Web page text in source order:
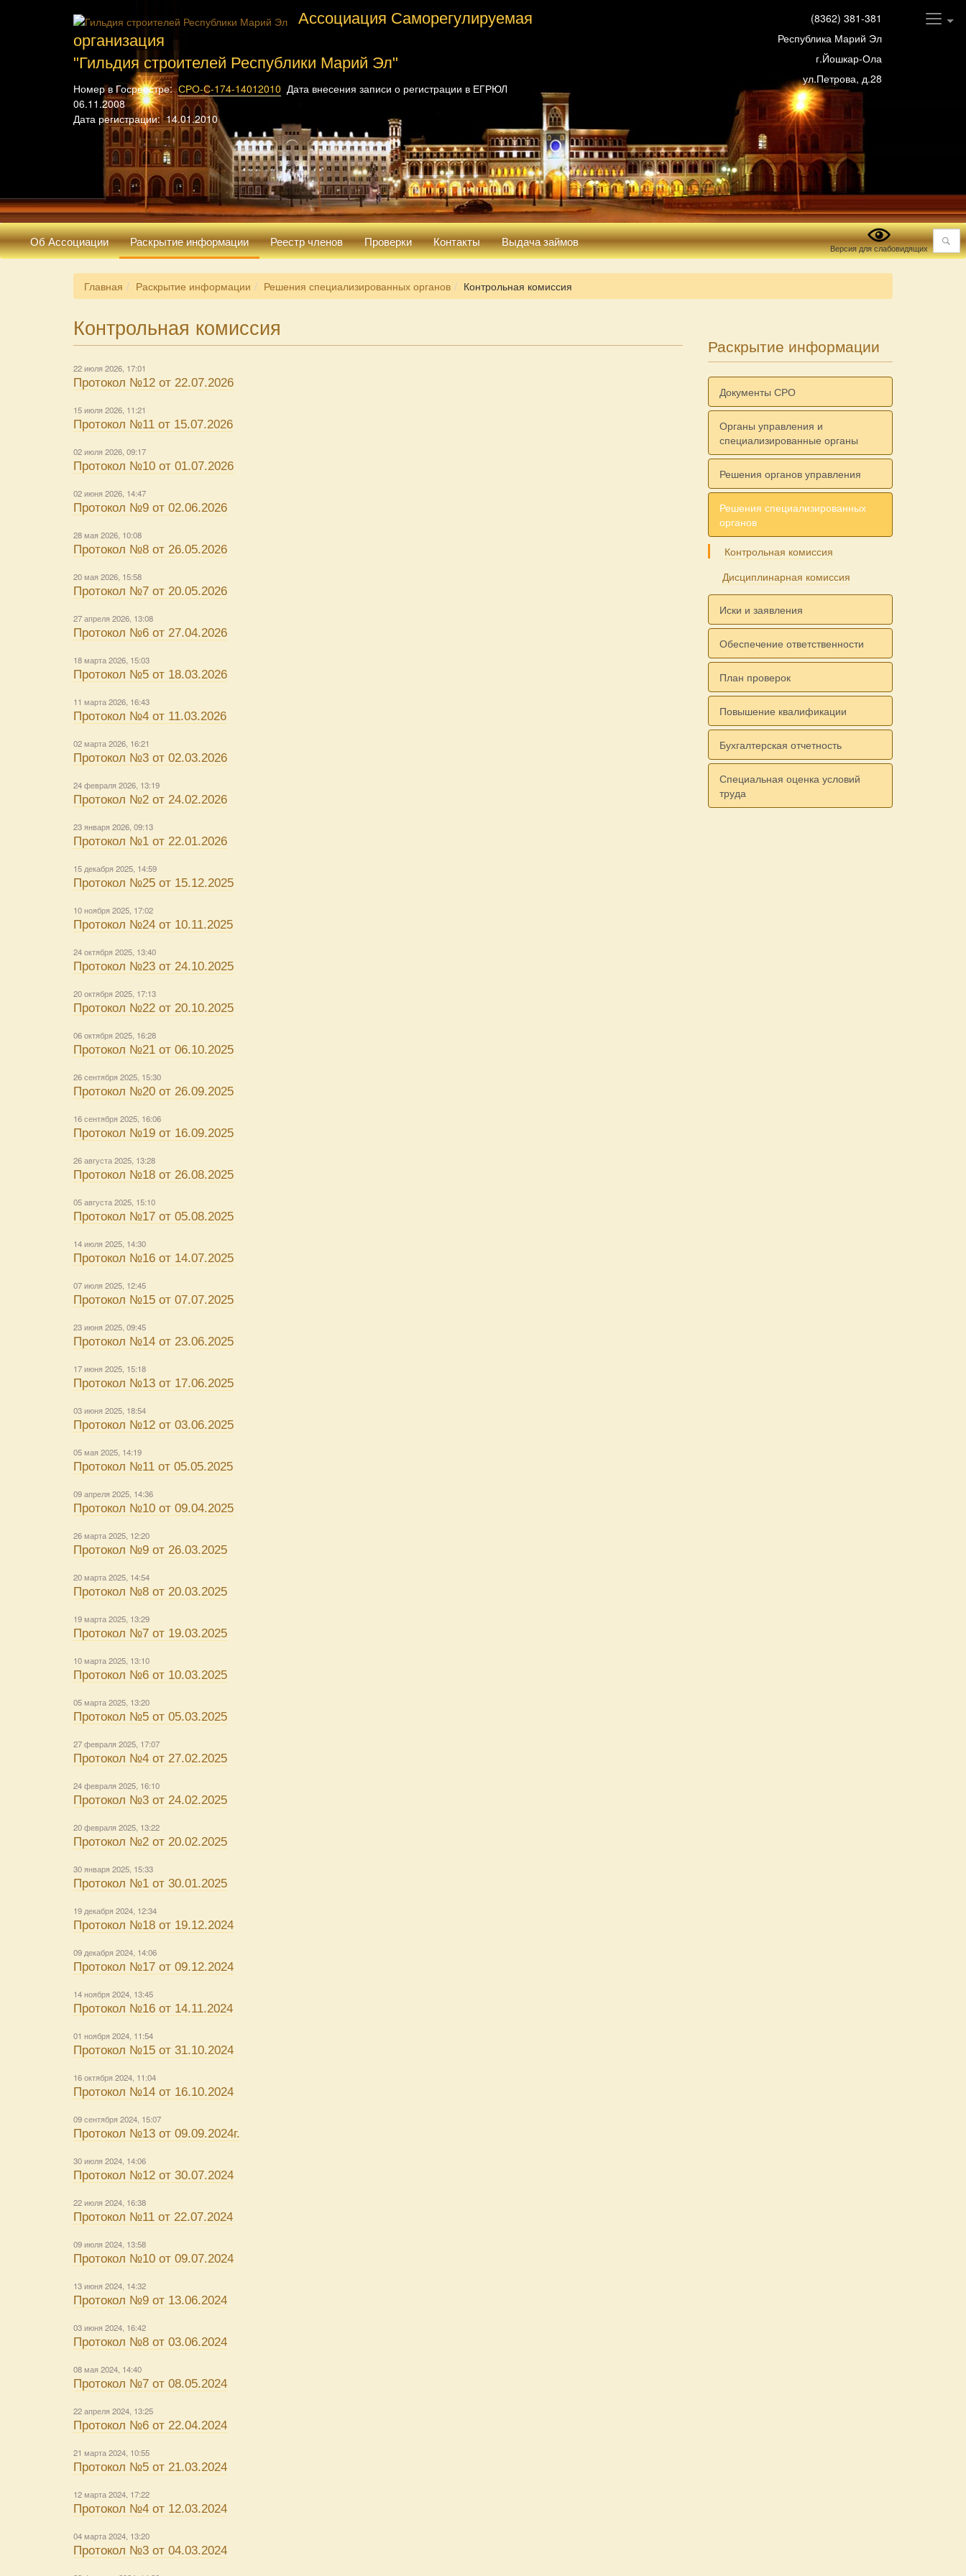
Ассоциация Саморегулируемая
организация
"Гильдия строителей Республики Марий Эл"
Номер в Госреестре:СРО-С-174-14012010 Дата внесения записи о регистрации в ЕГРЮЛ
06.11.2008
Дата регистрации: 14.01.2010
(8362) 381-381
Республика Марий Эл
г.Йошкар-Ола
ул.Петрова, д.28
Об Ассоциации Раскрытие информации Реестр членов Проверки Контакты Выдача займов Версия для слабовидящих Поиск
Главная Раскрытие информации Решения специализированных органов Контрольная комиссия
Контрольная комиссия
22 июля 2026, 17:01
Протокол №12 от 22.07.2026
15 июля 2026, 11:21
Протокол №11 от 15.07.2026
02 июля 2026, 09:17
Протокол №10 от 01.07.2026
02 июня 2026, 14:47
Протокол №9 от 02.06.2026
28 мая 2026, 10:08
Протокол №8 от 26.05.2026
20 мая 2026, 15:58
Протокол №7 от 20.05.2026
27 апреля 2026, 13:08
Протокол №6 от 27.04.2026
18 марта 2026, 15:03
Протокол №5 от 18.03.2026
11 марта 2026, 16:43
Протокол №4 от 11.03.2026
02 марта 2026, 16:21
Протокол №3 от 02.03.2026
24 февраля 2026, 13:19
Протокол №2 от 24.02.2026
23 января 2026, 09:13
Протокол №1 от 22.01.2026
15 декабря 2025, 14:59
Протокол №25 от 15.12.2025
10 ноября 2025, 17:02
Протокол №24 от 10.11.2025
24 октября 2025, 13:40
Протокол №23 от 24.10.2025
20 октября 2025, 17:13
Протокол №22 от 20.10.2025
06 октября 2025, 16:28
Протокол №21 от 06.10.2025
26 сентября 2025, 15:30
Протокол №20 от 26.09.2025
16 сентября 2025, 16:06
Протокол №19 от 16.09.2025
26 августа 2025, 13:28
Протокол №18 от 26.08.2025
05 августа 2025, 15:10
Протокол №17 от 05.08.2025
14 июля 2025, 14:30
Протокол №16 от 14.07.2025
07 июля 2025, 12:45
Протокол №15 от 07.07.2025
23 июня 2025, 09:45
Протокол №14 от 23.06.2025
17 июня 2025, 15:18
Протокол №13 от 17.06.2025
03 июня 2025, 18:54
Протокол №12 от 03.06.2025
05 мая 2025, 14:19
Протокол №11 от 05.05.2025
09 апреля 2025, 14:36
Протокол №10 от 09.04.2025
26 марта 2025, 12:20
Протокол №9 от 26.03.2025
20 марта 2025, 14:54
Протокол №8 от 20.03.2025
19 марта 2025, 13:29
Протокол №7 от 19.03.2025
10 марта 2025, 13:10
Протокол №6 от 10.03.2025
05 марта 2025, 13:20
Протокол №5 от 05.03.2025
27 февраля 2025, 17:07
Протокол №4 от 27.02.2025
24 февраля 2025, 16:10
Протокол №3 от 24.02.2025
20 февраля 2025, 13:22
Протокол №2 от 20.02.2025
30 января 2025, 15:33
Протокол №1 от 30.01.2025
19 декабря 2024, 12:34
Протокол №18 от 19.12.2024
09 декабря 2024, 14:06
Протокол №17 от 09.12.2024
14 ноября 2024, 13:45
Протокол №16 от 14.11.2024
01 ноября 2024, 11:54
Протокол №15 от 31.10.2024
16 октября 2024, 11:04
Протокол №14 от 16.10.2024
09 сентября 2024, 15:07
Протокол №13 от 09.09.2024г.
30 июля 2024, 14:06
Протокол №12 от 30.07.2024
22 июля 2024, 16:38
Протокол №11 от 22.07.2024
09 июля 2024, 13:58
Протокол №10 от 09.07.2024
13 июня 2024, 14:32
Протокол №9 от 13.06.2024
03 июня 2024, 16:42
Протокол №8 от 03.06.2024
08 мая 2024, 14:40
Протокол №7 от 08.05.2024
22 апреля 2024, 13:25
Протокол №6 от 22.04.2024
21 марта 2024, 10:55
Протокол №5 от 21.03.2024
12 марта 2024, 17:22
Протокол №4 от 12.03.2024
04 марта 2024, 13:20
Протокол №3 от 04.03.2024
Раскрытие информации
Документы СРО
Органы управления и
специализированные органы
Решения органов управления
Решения специализированных
органов
Контрольная комиссия
Дисциплинарная комиссия
Иски и заявления
Обеспечение ответственности
План проверок
Повышение квалификации
Бухгалтерская отчетность
Специальная оценка условий
труда